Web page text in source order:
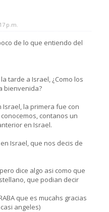
p.m.
de lo que entiendo del
tarde a Israel, ¿Como los
bienvenida?
Israel, la primera fue con
contanos un
en Israel.
Israel, que nos decis de
dice algo asi como que
que podian decir
que es mucahs gracias
casi angeles)